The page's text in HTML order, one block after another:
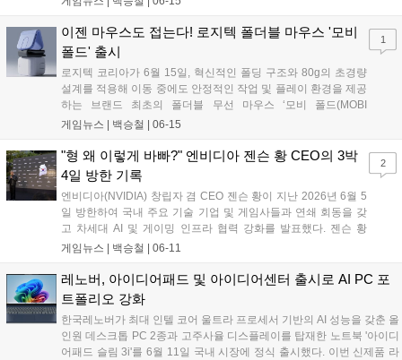
최대 4개의 오디오 소스를 동시에 믹스하여 재생하는 기술력을 인정받
았다....
이젠 마우스도 접는다! 로지텍 폴더블 마우스 '모비
폴드' 출시
로지텍 코리아가 6월 15일, 혁신적인 폴딩 구조와 80g의 초경량
설계를 적용해 이동 중에도 안정적인 작업 및 플레이 환경을 제공
하는 브랜드 최초의 폴더블 무선 마우스 ‘모비 폴드(MOBI
FOLD)’를 국내에 정식 출시했다. 이번 신제품은 외부 업무 공간
는 사용자를 겨냥해, 주머니에 들어가는 컴팩트한 크기와 강화된
배터리 효율을 갖춘 것이 특징이다. 터치 패널을 통한 정밀한 조
작과 최대 3대의 기기를 동시에 연결하는 이지 스위치 기능을 지
원해 멀티 디바이스 환경에서의 생산성을 한층 끌어올렸다....
게임뉴스 | 백승철 06-15
1
"형 왜 이렇게 바빠?" 엔비디아 젠슨 황 CEO의 3박
4일 방한 기록
엔비디아(NVIDIA) 창립자 겸 CEO 젠슨 황이 지난 2026년 6월 5
일 방한하여 국내 주요 기술 기업 및 게임사들과 연쇄 회동을 갖
고 차세대 AI 및 게이밍 인프라 협력 강화를 발표했다. 젠슨 황
CEO는 e스포츠 구단 T1의 배이스캠프를 비롯한 서울 주요 PC방
스파크(RTX Spark)'를 게이머들에게 공개했다. 이번 방한은 한국
의 강력한 IT 인프라를 기반으로 차세대 그래픽 기술 및 AI 생태계
의 글로벌 거점을 공고히 하기 위해 마련됐다....
게임뉴스 | 백승철 06-11
2
레노버, 아이디어패드 및 아이디어센터 출시로 AI PC 포
트폴리오 강화
한국레노버가 최대 인텔 코어 울트라 프로세서 기반의 AI 성능을 갖춘 올
인원 데스크톱 PC 2종과 고주사율 디스플레이를 탑재한 노트북 '아이디
어패드 슬림 3i'를 6월 11일 국내 시장에 정식 출시했다. 이번 신제품 라